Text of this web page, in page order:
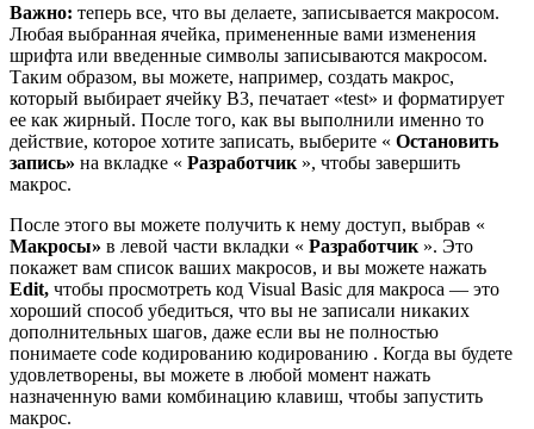
Важно: теперь все, что вы делаете, записывается макросом.
Любая выбранная ячейка, примененные вами изменения
шрифта или введенные символы записываются макросом.
Таким образом, вы можете, например, создать макрос,
который выбирает ячейку B3, печатает «test» и форматирует
ее как жирный. После того, как вы выполнили именно то
действие, которое хотите записать, выберите « Остановить
запись» на вкладке « Разработчик », чтобы завершить
макрос.
После этого вы можете получить к нему доступ, выбрав «
Макросы» в левой части вкладки « Разработчик ». Это
покажет вам список ваших макросов, и вы можете нажать
Edit, чтобы просмотреть код Visual Basic для макроса — это
хороший способ убедиться, что вы не записали никаких
дополнительных шагов, даже если вы не полностью
понимаете code кодированию кодированию . Когда вы будете
удовлетворены, вы можете в любой момент нажать
назначенную вами комбинацию клавиш, чтобы запустить
макрос.